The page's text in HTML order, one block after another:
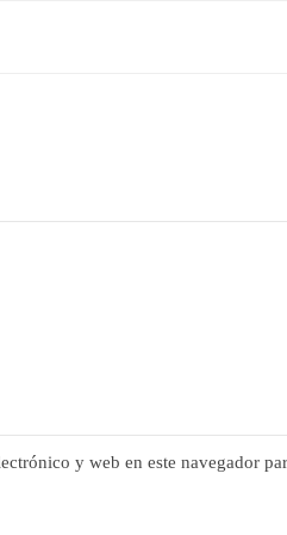
y web en este navegador